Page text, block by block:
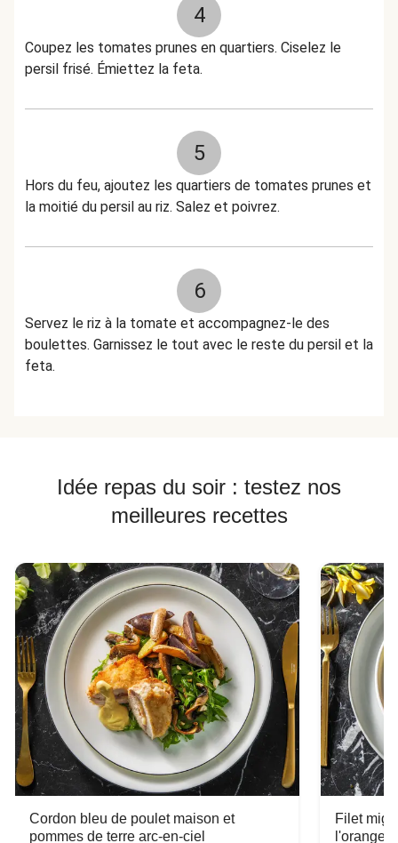
4
Coupez les tomates prunes en quartiers. Ciselez le
persil frisé. Émiettez la feta.
5
Hors du feu, ajoutez les quartiers de tomates prunes et
la moitié du persil au riz. Salez et poivrez.
6
Servez le riz à la tomate et accompagnez-le des
boulettes. Garnissez le tout avec le reste du persil et la
feta.
Idée repas du soir : testez nos
meilleures recettes
Cordon bleu de poulet maison et
pommes de terre arc-en-ciel
Filet
l'orange